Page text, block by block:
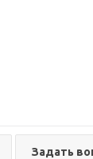
Задать